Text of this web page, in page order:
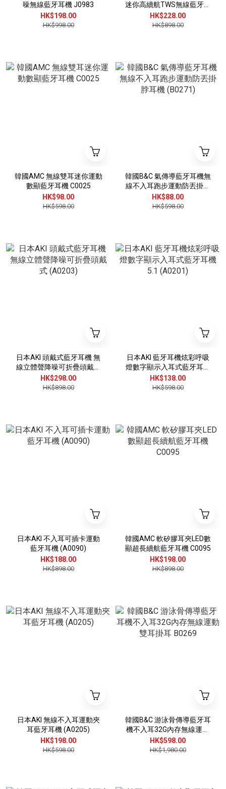
噪無線藍牙耳機 J0983
HK$198.00
HK$998.00
迷你高續航TWS無線藍牙耳
機 (C0091)
HK$228.00
HK$898.00
韓國AMC 無線雙耳迷你運動
數顯藍牙耳機 C0025
HK$98.00
HK$598.00
韓國B&C 氣傳導藍牙耳機無
線不入耳跑步運動防丟掛脖
耳機 (B0271)
HK$88.00
HK$598.00
日本AKI 頭戴式藍牙耳機 無
線立體聲降噪可折疊頭戴式
(A0203)
HK$298.00
HK$898.00
日本AKI 藍牙耳機炫彩呼吸
燈數字顯示入耳式藍牙耳機
5.1 (A0201)
HK$138.00
HK$598.00
日本AKI 不入耳可插卡運動
藍牙耳機 (A0090)
HK$188.00
HK$898.00
韓國AMC 軟矽膠耳夾LED數
顯超長續航藍牙耳機 C0095
HK$198.00
HK$898.00
日本AKI 無線不入耳運動夾
耳藍牙耳機 (A0205)
HK$198.00
HK$598.00
韓國B&C 游泳骨傳導藍牙耳
機不入耳32G內存無線運動
雙耳掛耳 B0269
HK$598.00
HK$1,980.00